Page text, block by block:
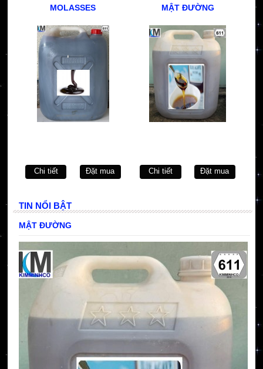
MOLASSES
Chi tiết Đặt mua
MẬT ĐƯỜNG
Chi tiết Đặt mua
TIN NỔI BẬT
MẬT ĐƯỜNG